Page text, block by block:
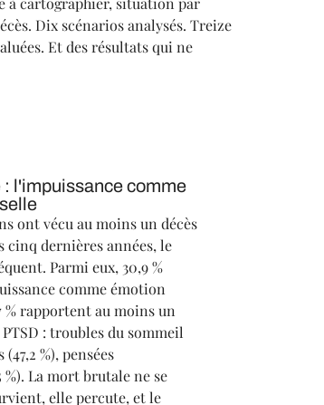
Dix scénarios analysés. Treize
Et des résultats qui ne
: l'impuissance comme
ont vécu au moins un décès
cinq dernières années, le
Parmi eux, 30,9 %
comme émotion
% rapportent au moins un
: troubles du sommeil
%), pensées
%). La mort brutale ne se
elle percute, et le